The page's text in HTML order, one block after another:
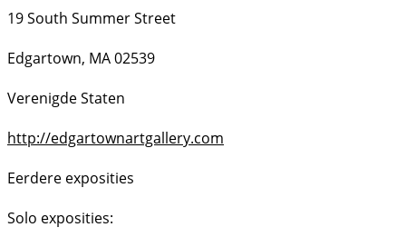
19 South Summer Street
Edgartown, MA 02539
Verenigde Staten
http://edgartownartgallery.com
Eerdere exposities
Solo exposities: